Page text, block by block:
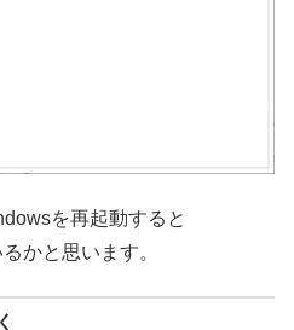
を再起動すると
かと思います。